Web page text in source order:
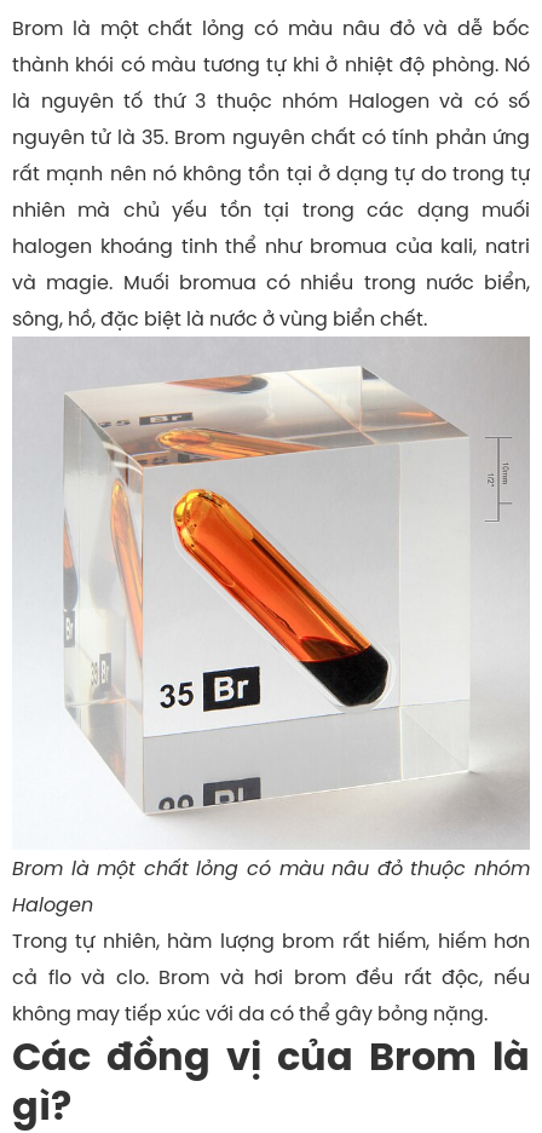
Brom là một chất lỏng có màu nâu đỏ và dễ bốc
thành khói có màu tương tự khi ở nhiệt độ phòng. Nó
là nguyên tố thứ 3 thuộc nhóm Halogen và có số
nguyên tử là 35. Brom nguyên chất có tính phản ứng
rất mạnh nên nó không tồn tại ở dạng tự do trong tự
nhiên mà chủ yếu tồn tại trong các dạng muối
halogen khoáng tinh thể như bromua của kali, natri
và magie. Muối bromua có nhiều trong nước biển,
sông, hồ, đặc biệt là nước ở vùng biển chết.
Brom là một chất lỏng có màu nâu đỏ thuộc nhóm
Halogen
Trong tự nhiên, hàm lượng brom rất hiếm, hiếm hơn
cả flo và clo. Brom và hơi brom đều rất độc, nếu
không may tiếp xúc với da có thể gây bỏng nặng.
Các đồng vị của Brom là
gì?